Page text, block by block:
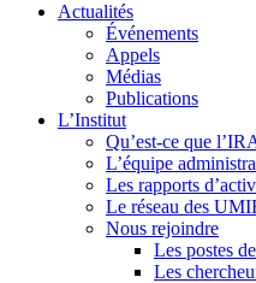
Actualités
Événements
Appels
Médias
Publications
L’Institut
Qu’est-ce que
L’équipe
Les rapports
Le réseau des
Nous rejoindre
Les postes
Les